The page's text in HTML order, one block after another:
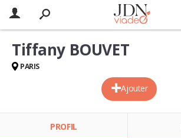
Ajouter
Tiffany BOUVET
PARIS
PROFIL